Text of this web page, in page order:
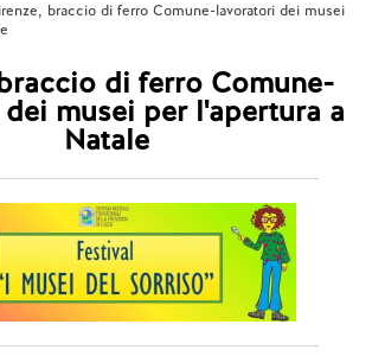
braccio di ferro Comune-lavoratori dei musei
di ferro Comune-
musei per l'apertura a
Natale